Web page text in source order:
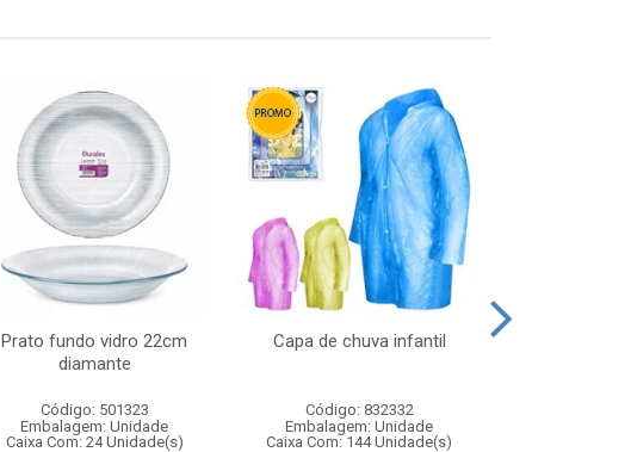
Prato fundo vidro 22cm
diamante
Código: 501323
Embalagem: Unidade
Caixa Com: 24 Unidade(s)
Capa de chuva infantil
Código: 832332
Embalagem: Unidade
Caixa Com: 144 Unidade(s)